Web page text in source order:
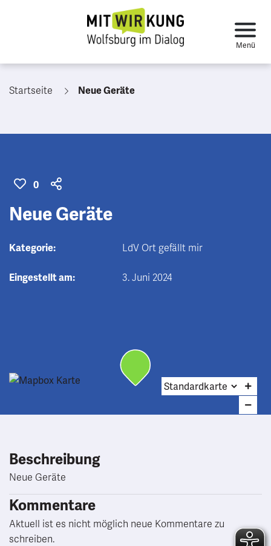
Startseite Neue Geräte
0
Neue Geräte
Kategorie: LdV Ort gefällt mir
Eingestellt am: 3. Juni 2024
Beschreibung
Neue Geräte
Kommentare
Aktuell ist es nicht möglich neue Kommentare zu
schreiben.